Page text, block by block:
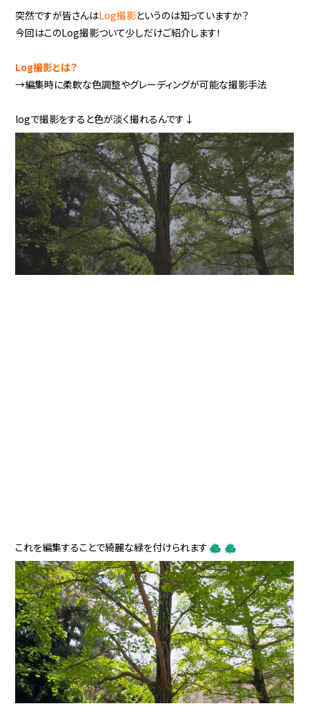
突然ですが皆さんはLog撮影というのは知っていますか？
今回はこのLog撮影ついて少しだけご紹介します！
Log撮影とは？
→編集時に柔軟な色調整やグレーディングが可能な撮影手法
logで撮影をすると色が淡く撮れるんです↓
これを編集することで綺麗な緑を付けられます